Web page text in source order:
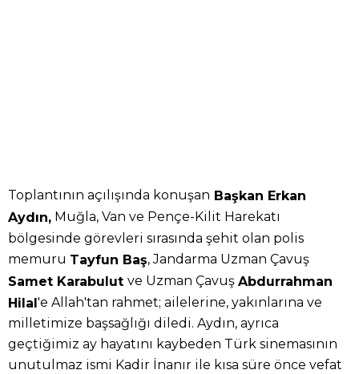
Toplantının açılışında konuşan Başkan Erkan
Aydın, Muğla, Van ve Pençe-Kilit Harekatı
bölgesinde görevleri sırasında şehit olan polis
memuru Tayfun Baş, Jandarma Uzman Çavuş
Samet Karabulut ve Uzman Çavuş Abdurrahman
Hilal'e Allah'tan rahmet; ailelerine, yakınlarına ve
milletimize başsağlığı diledi. Aydın, ayrıca
geçtiğimiz ay hayatını kaybeden Türk sinemasının
unutulmaz ismi Kadir İnanır ile kısa süre önce vefat